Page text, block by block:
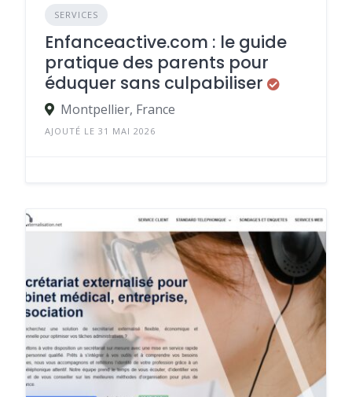
SERVICES
Enfanceactive.com : le guide
pratique des parents pour
éduquer sans culpabiliser
Montpellier, France
AJOUTÉ LE 31 MAI 2026